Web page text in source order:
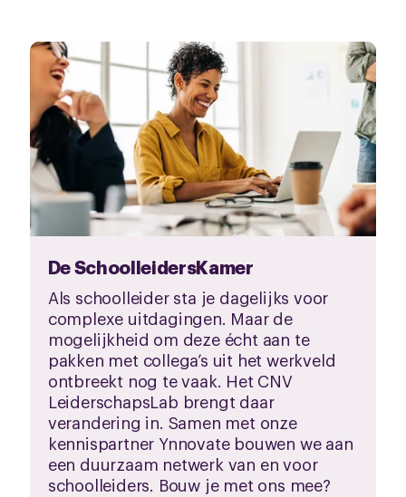
De SchoolleidersKamer
Als schoolleider sta je dagelijks voor
complexe uitdagingen. Maar de
mogelijkheid om deze écht aan te
pakken met collega’s uit het werkveld
ontbreekt nog te vaak. Het CNV
LeiderschapsLab brengt daar
verandering in. Samen met onze
kennispartner Ynnovate bouwen we aan
een duurzaam netwerk van en voor
schoolleiders. Bouw je met ons mee?